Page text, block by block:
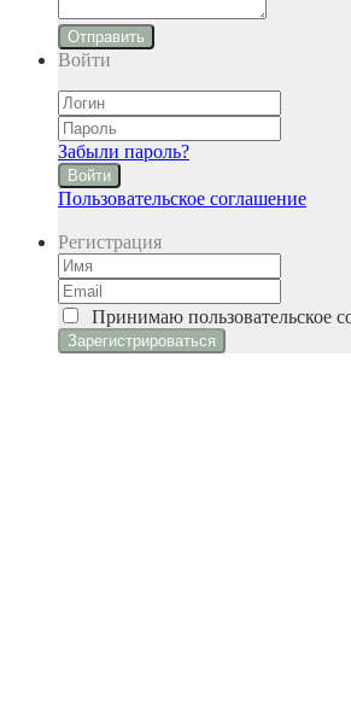
Отправить
Войти
Забыли пароль?
Войти
Пользовательское соглашение
Регистрация
Принимаю пользовательское